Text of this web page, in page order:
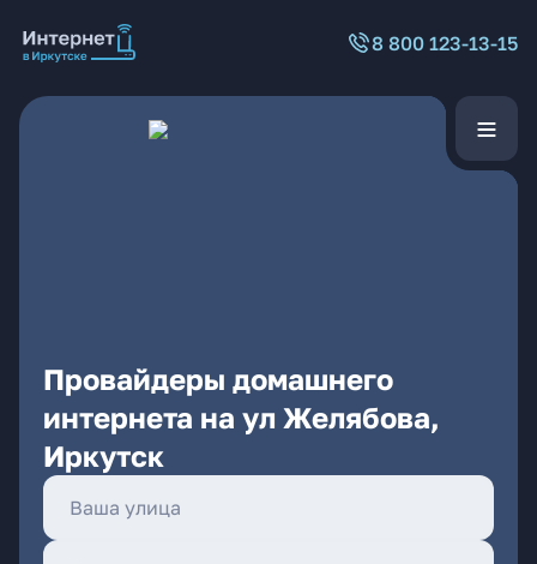
8 800 123-13-15
Провайдеры домашнего
интернета на ул Желябова,
Иркутск